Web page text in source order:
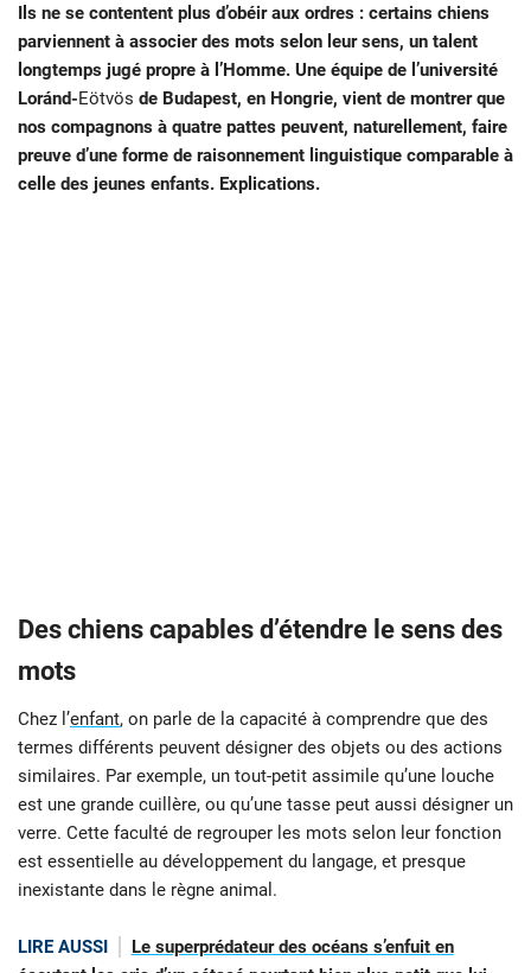
Ils ne se contentent plus d’obéir aux ordres : certains chiens
parviennent à associer des mots selon leur sens, un talent
longtemps jugé propre à l’Homme. Une équipe de l’université
Loránd-Eötvös de Budapest, en Hongrie, vient de montrer que
nos compagnons à quatre pattes peuvent, naturellement, faire
preuve d’une forme de raisonnement linguistique comparable à
celle des jeunes enfants. Explications.
Des chiens capables d’étendre le sens des
mots
Chez l’enfant, on parle de la capacité à comprendre que des
termes différents peuvent désigner des objets ou des actions
similaires. Par exemple, un tout-petit assimile qu’une louche
est une grande cuillère, ou qu’une tasse peut aussi désigner un
verre. Cette faculté de regrouper les mots selon leur fonction
est essentielle au développement du langage, et presque
inexistante dans le règne animal.
LIRE AUSSI
Le superprédateur des océans s’enfuit en